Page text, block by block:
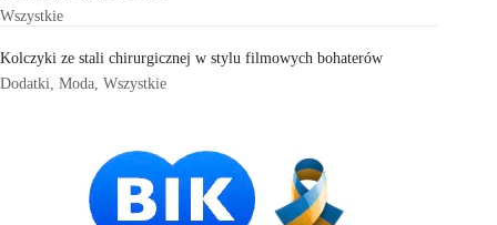
Wszystkie
Kolczyki ze stali chirurgicznej w stylu filmowych bohaterów
Dodatki Moda Wszystkie